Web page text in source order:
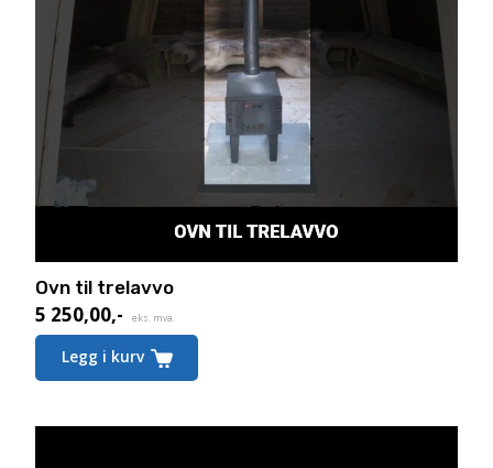
Ovn til trelavvo
5 250,00,- eks. mva.
Legg i kurv